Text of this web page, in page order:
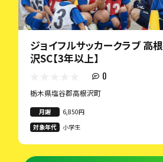
ジョイフルサッカークラブ 高根
沢SC【3年以上】
0
栃木県塩谷郡高根沢町
月謝
6,850円
対象年代
小学生